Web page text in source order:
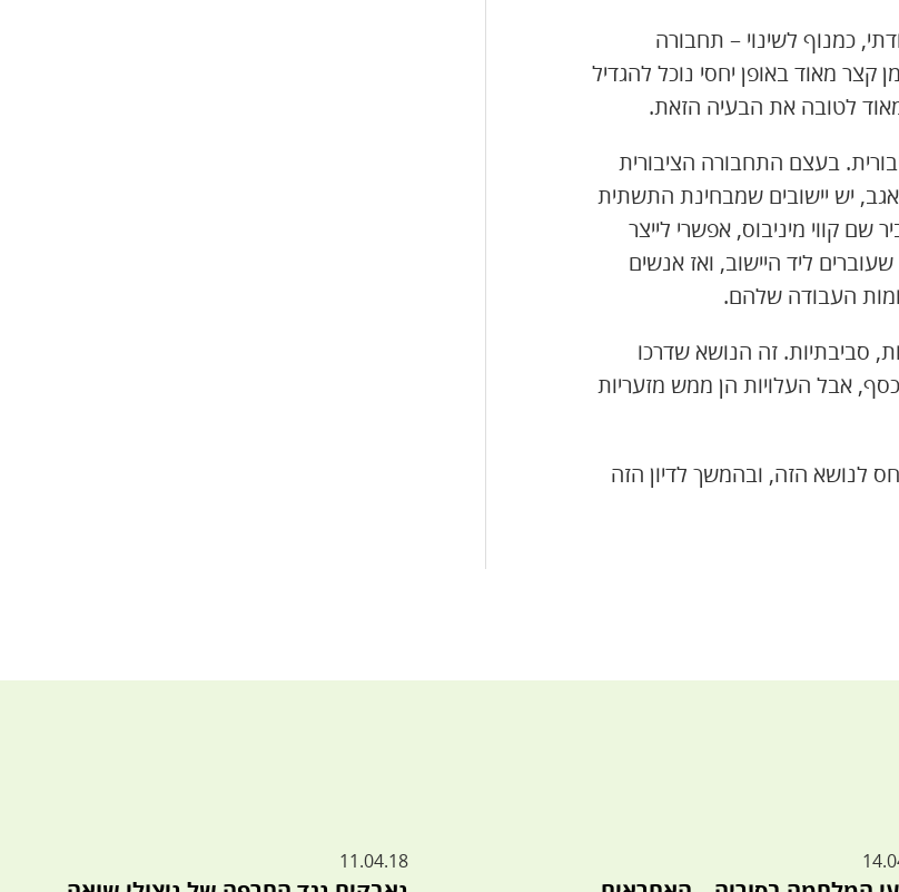
כמנוף לשינוי – תחבורה
קצר מאוד באופן יחסי נוכל להגדיל
לטובה את הבעיה הזאת.
בעצם התחבורה הציבורית
אגב, יש יישובים שמבחינת התשתית
קווי מיניבוס, אפשרי לייצר
ליד היישוב, ואז אנשים
העבודה שלהם.
סביבתיות. זה הנושא שדרכו
אבל העלויות הן ממש מזעריות
לנושא הזה, ובהמשך לדיון הזה
11.04.18